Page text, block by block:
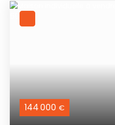
144 000 €